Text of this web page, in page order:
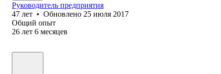
Руководитель предприятия
47 лет • Обновлено 25 июля 2017
Общий опыт
26 лет 6 месяцев